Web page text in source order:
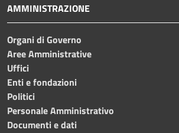
AMMINISTRAZIONE
Organi di Governo
Aree Amministrative
Uffici
Enti e fondazioni
Politici
Personale Amministrativo
Documenti e dati